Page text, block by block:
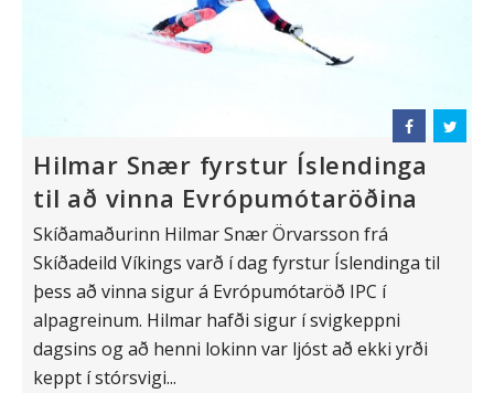
Hilmar Snær fyrstur Íslendinga
til að vinna Evrópumótaröðina
Skíðamaðurinn Hilmar Snær Örvarsson frá
Skíðadeild Víkings varð í dag fyrstur Íslendinga til
þess að vinna sigur á Evrópumótaröð IPC í
alpagreinum. Hilmar hafði sigur í svigkeppni
dagsins og að henni lokinn var ljóst að ekki yrði
keppt í stórsvigi...